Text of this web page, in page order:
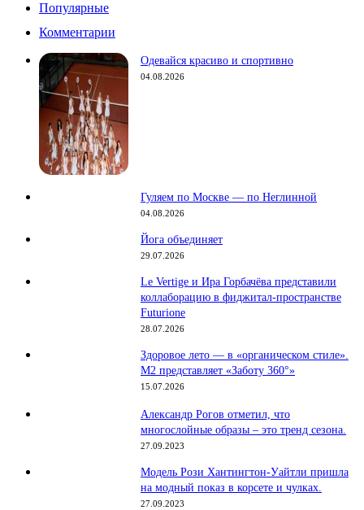
Популярные
Комментарии
Одевайся красиво и спортивно
04.08.2026
Гуляем по Москве — по Неглинной
04.08.2026
Йога объединяет
29.07.2026
Le Vertige и Ира Горбачёва представили
коллаборацию в фиджитал-пространстве
Futurione
28.07.2026
Здоровое лето — в «органическом стиле».
М2 представляет «Заботу 360°»
15.07.2026
Александр Рогов отметил, что
многослойные образы – это тренд сезона.
27.09.2023
Модель Рози Хантингтон-Уайтли пришла
на модный показ в корсете и чулках.
27.09.2023